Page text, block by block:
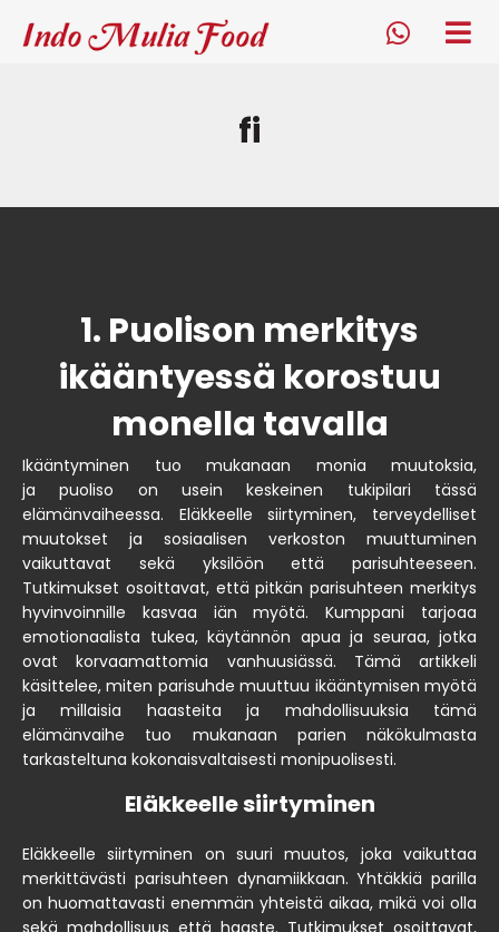
whatsapp
fi
1. Puolison merkitys
ikääntyessä korostuu
monella tavalla
Ikääntyminen tuo mukanaan monia muutoksia,
japuoliso on usein keskeinen tukipilari tässä
elämänvaiheessa. Eläkkeelle siirtyminen, terveydelliset
muutokset ja sosiaalisen verkoston muuttuminen
vaikuttavat sekä yksilöön että parisuhteeseen.
Tutkimukset osoittavat, että pitkän parisuhteen merkitys
hyvinvoinnille kasvaa iän myötä. Kumppani tarjoaa
emotionaalista tukea, käytännön apua ja seuraa, jotka
ovat korvaamattomia vanhuusiässä. Tämä artikkeli
käsittelee, miten parisuhde muuttuu ikääntymisen myötä
ja millaisia haasteita ja mahdollisuuksia tämä
elämänvaihe tuo mukanaan parien näkökulmasta
tarkasteltuna kokonaisvaltaisesti monipuolisesti.
Eläkkeelle siirtyminen
Eläkkeelle siirtyminen on suuri muutos, joka vaikuttaa
merkittävästi parisuhteen dynamiikkaan. Yhtäkkiä parilla
on huomattavasti enemmän yhteistä aikaa, mikä voi olla